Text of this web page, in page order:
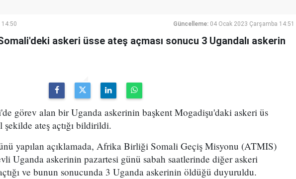
14:50 Güncelleme: 04 Ocak 2023 Çarşamba 14:51
askeri üsse ateş açması sonucu 3 Ugandalı askerin
görev alan bir Uganda askerinin başkent Mogadişu'daki askeri üs
ateş açtığı bildirildi.
yapılan açıklamada, Afrika Birliği Somali Geçiş Misyonu (ATMIS)
Uganda askerinin pazartesi günü sabah saatlerinde diğer askeri
ve bunun sonucunda 3 Uganda askerinin öldüğü duyuruldu.